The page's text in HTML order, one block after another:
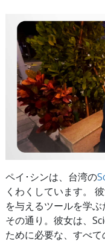
ペイ･シンは、台湾の
くわくしています。
を与えるツールを学ぶ
その通り。彼女は、
ために必要な、すべて